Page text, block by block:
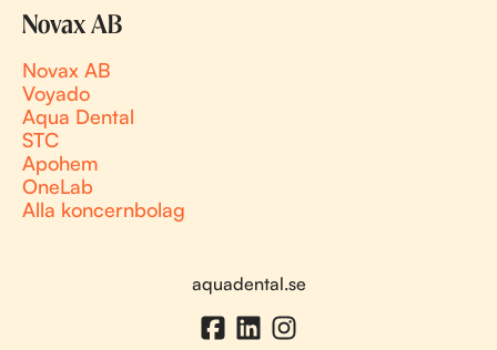
Novax AB
Novax AB
Voyado
Aqua Dental
STC
Apohem
OneLab
Alla koncernbolag
aquadental.se